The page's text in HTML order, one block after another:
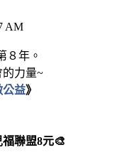
８年。
的力量~
公益》
聯盟8元🎨